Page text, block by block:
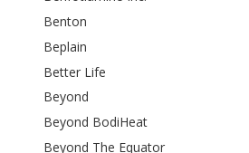
Benton
Beplain
Better Life
Beyond
Beyond BodiHeat
Beyond The Equator